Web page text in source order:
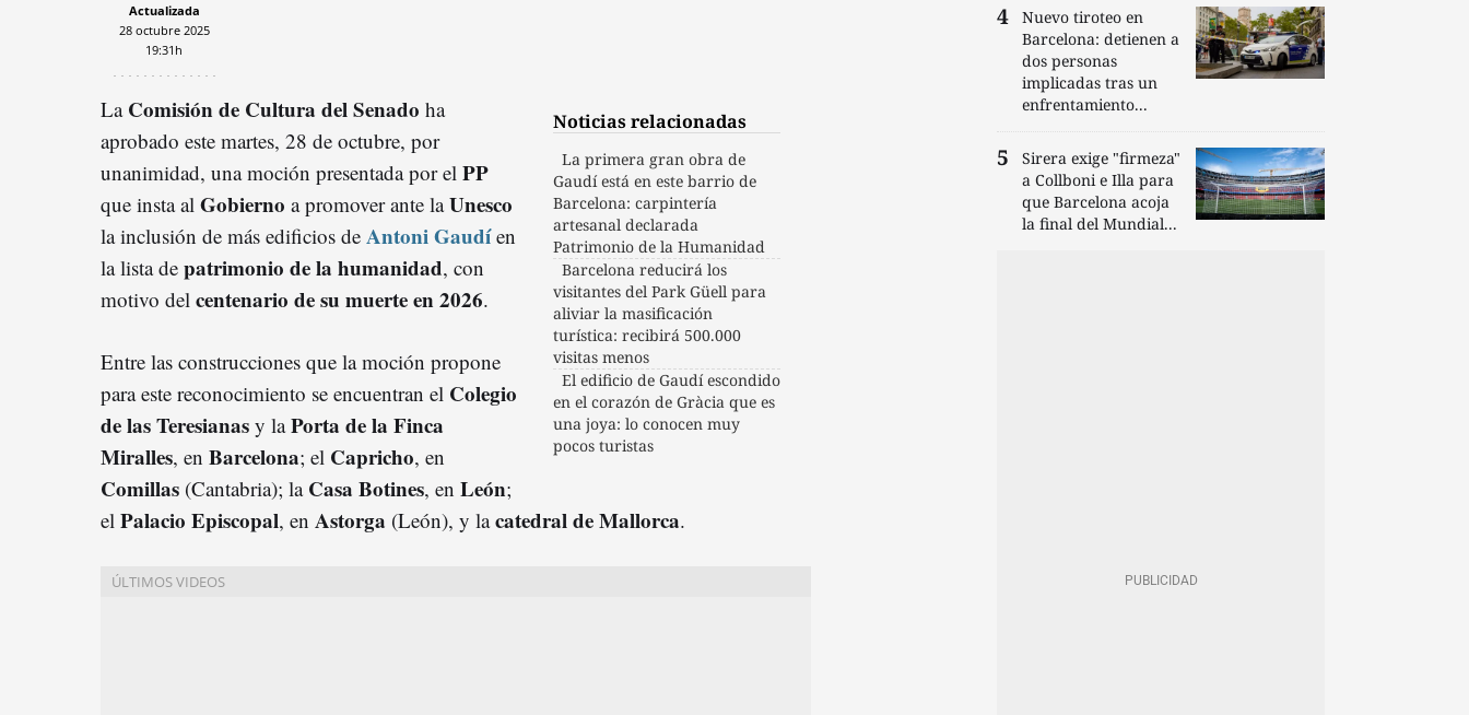
Actualizada
28 octubre 2025
19:31h
Noticias relacionadas
La primera gran obra de
Gaudí está en este barrio de
Barcelona: carpintería
artesanal declarada
Patrimonio de la Humanidad
Barcelona reducirá los
visitantes del Park Güell para
aliviar la masificación
turística: recibirá 500.000
visitas menos
El edificio de Gaudí escondido
en el corazón de Gràcia que es
una joya: lo conocen muy
pocos turistas
La Comisión de Cultura del Senado ha
aprobado este martes, 28 de octubre, por
unanimidad, una moción presentada por el PP
que insta al Gobierno a promover ante laUnesco
la inclusión de más edificios de Antoni Gaudíen
la lista de patrimonio de la humanidad, con
motivo del centenario de su muerte en 2026.
Entre las construcciones que la moción propone
para este reconocimiento se encuentran el Colegio
de las Teresianas y laPorta de la Finca
Miralles, en Barcelona; el Capricho, en
Comillas (Cantabria); la Casa Botines, en León;
el Palacio Episcopal, en Astorga (León), y lacatedral de Mallorca.
Nuevo tiroteo en
Barcelona: detienen a
dos personas
implicadas tras un
enfrentamiento...
Sirera exige "firmeza"
a Collboni e Illa para
que Barcelona acoja
la final del Mundial...